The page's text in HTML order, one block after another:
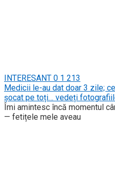
INTERESANT 0 1 213
Medicii le-au dat doar 3 zile;
șocat pe toți… vedeți
Îmi amintesc încă momentul
— fetițele mele aveau